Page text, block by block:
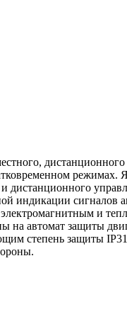
дистанционного
дистанционного
индикации сигналов
и
на автомат защиты
степень защиты